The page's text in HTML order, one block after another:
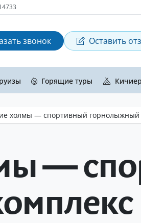
звонок Оставить
Горящие туры Кичиер
холмы — спортивный горнолыжный
—